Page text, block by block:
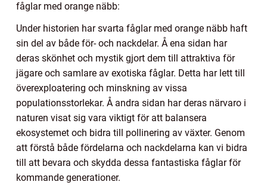
fåglar med orange näbb:
Under historien har svarta fåglar med orange näbb haft
sin del av både för- och nackdelar. Å ena sidan har
deras skönhet och mystik gjort dem till attraktiva för
jägare och samlare av exotiska fåglar. Detta har lett till
överexploatering och minskning av vissa
populationsstorlekar. Å andra sidan har deras närvaro i
naturen visat sig vara viktigt för att balansera
ekosystemet och bidra till pollinering av växter. Genom
att förstå både fördelarna och nackdelarna kan vi bidra
till att bevara och skydda dessa fantastiska fåglar för
kommande generationer.